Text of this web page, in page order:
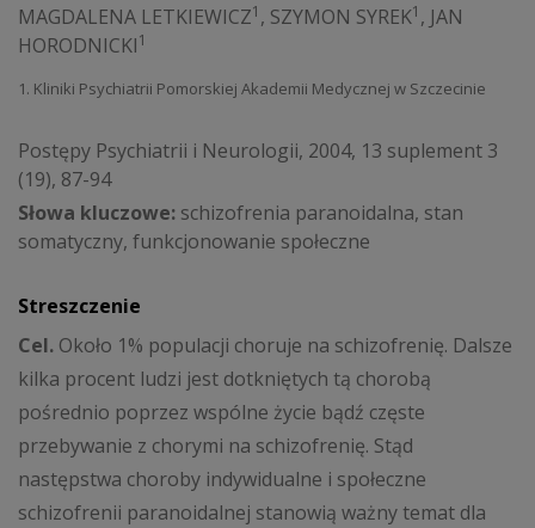
MAGDALENA LETKIEWICZ1 , SZYMON SYREK1 , JAN
HORODNICKI1
1. Kliniki Psychiatrii Pomorskiej Akademii Medycznej w Szczecinie
Postępy Psychiatrii i Neurologii, 2004, 13 suplement 3
(19), 87-94
Słowa kluczowe: schizofrenia paranoidalna, stan
somatyczny, funkcjonowanie społeczne
Streszczenie
Cel. Około 1% populacji choruje na schizofrenię. Dalsze
kilka procent ludzi jest dotkniętych tą chorobą
pośrednio poprzez wspólne życie bądź częste
przebywanie z chorymi na schizofrenię. Stąd
następstwa choroby indywidualne i społeczne
schizofrenii paranoidalnej stanowią ważny temat dla